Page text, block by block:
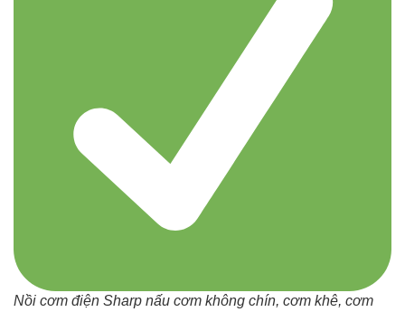
Nồi cơm điện Sharp nấu cơm không chín, cơm khê, cơm